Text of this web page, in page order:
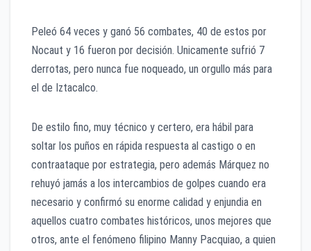
Peleó 64 veces y ganó 56 combates, 40 de estos por
Nocaut y 16 fueron por decisión. Unicamente sufrió 7
derrotas, pero nunca fue noqueado, un orgullo más para
el de Iztacalco.
De estilo fino, muy técnico y certero, era hábil para
soltar los puños en rápida respuesta al castigo o en
contraataque por estrategia, pero además Márquez no
rehuyó jamás a los intercambios de golpes cuando era
necesario y confirmó su enorme calidad y enjundia en
aquellos cuatro combates históricos, unos mejores que
otros, ante el fenómeno filipino Manny Pacquiao, a quien